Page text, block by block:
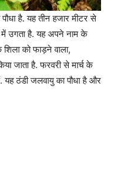
है. यह तीन हजार मीटर से
उगता है. यह अपने नाम के
को फाड़ने वाला,
जाता है. फरवरी से मार्च के
ठंडी जलवायु का पौधा है और